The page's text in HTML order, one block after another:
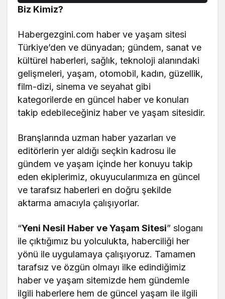
Biz Kimiz?
Habergezgini.com haber ve yaşam sitesi
Türkiye’den ve dünyadan; gündem, sanat ve
kültürel haberleri, sağlık, teknoloji alanındaki
gelişmeleri, yaşam, otomobil, kadın, güzellik,
film-dizi, sinema ve seyahat gibi
kategorilerde en güncel haber ve konuları
takip edebileceğiniz haber ve yaşam sitesidir.
Branşlarında uzman haber yazarları ve
editörlerin yer aldığı seçkin kadrosu ile
gündem ve yaşam içinde her konuyu takip
eden ekiplerimiz, okuyucularımıza en güncel
ve tarafsız haberleri en doğru şekilde
aktarma amacıyla çalışıyorlar.
“Yeni Nesil Haber ve Yaşam Sitesi” sloganı
ile çıktığımız bu yolculukta, haberciliği her
yönü ile uygulamaya çalışıyoruz. Tamamen
tarafsız ve özgün olmayı ilke edindiğimiz
haber ve yaşam sitemizde hem gündemle
ilgili haberlere hem de güncel yaşam ile ilgili